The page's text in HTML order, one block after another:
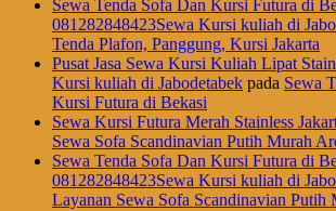
Sewa Tenda Sofa Dan Kursi Futura di
081282848423Sewa Kursi kuliah di
Tenda Plafon, Panggung, Kursi Jakarta
Pusat Jasa Sewa Kursi Kuliah Lipat
Kursi kuliah di Jabodetabek pada Sewa
Kursi Futura di Bekasi
Sewa Kursi Futura Merah Stainless
Sewa Sofa Scandinavian Putih Murah
Sewa Tenda Sofa Dan Kursi Futura di
081282848423Sewa Kursi kuliah di
Layanan Sewa Sofa Scandinavian Putih